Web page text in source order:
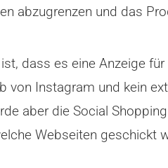
abzugrenzen und das
dass es eine Anzeige
von Instagram und kein
aber die Social
Webseiten geschickt